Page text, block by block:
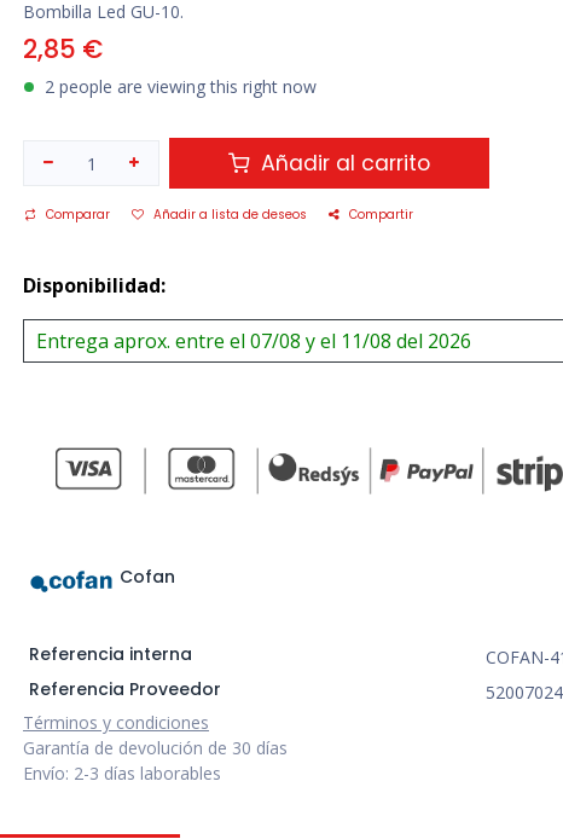
Bombilla Led GU-10.
2,85 €
2 people are viewing this right now
Añadir al carrito
Comparar Añadir a lista de deseos Compartir
Disponibilidad:
Entrega aprox. entre el 07/08 y el 11/08 del 2026
Cofan
Referencia interna COFAN-
Referencia Proveedor
52007024
Términos y condiciones
Garantía de devolución de 30 días
Envío: 2-3 días laborables